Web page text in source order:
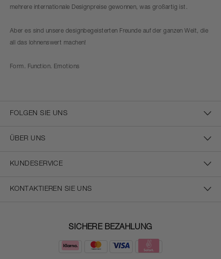
mehrere internationale Designpreise gewonnen, was großartig ist.
Aber es sind unsere designbegeisterten Freunde auf der ganzen Welt, die
all das lohnenswert machen!
Form. Function. Emotions
FOLGEN SIE UNS
ÜBER UNS
KUNDESERVICE
KONTAKTIEREN SIE UNS
SICHERE BEZAHLUNG